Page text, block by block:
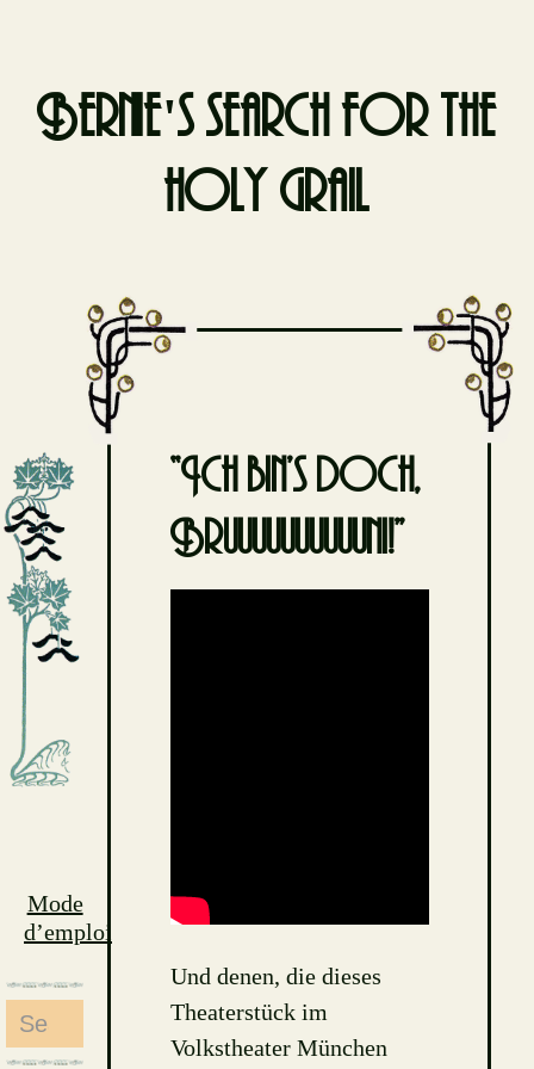
Bernie's search for the
holy grail
Mode
d’emploi
Search
for:
“Ich bin’s doch,
Bruuuuuuuuuuni!”
Und denen, die dieses
Theaterstück im
Volkstheater München